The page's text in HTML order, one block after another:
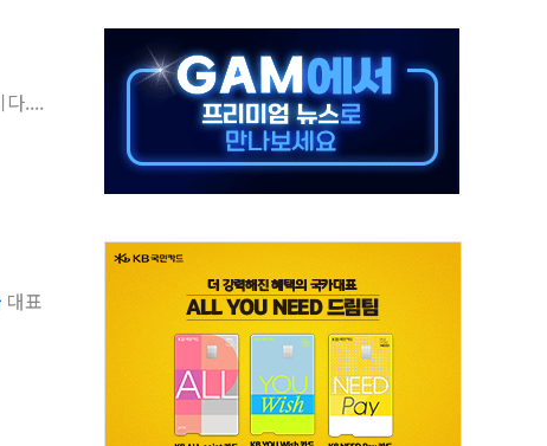
재개방 합의 막바지.."美와 직접 협상 없어"
나·기자회견·주요 정당 - 8월 7일
정청래·김민석 후보 - 8월 7일
산정책 2차 점검회의…주택 공급 대책 막바지 조율
다....
대표